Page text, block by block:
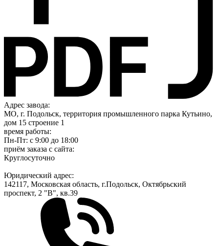
Адрес завода:
МО, г. Подольск, территория промышленного парка Кутьино,
дом 15 строение 1
время работы:
Пн-Пт: с 9:00 до 18:00
приём заказа с сайта:
Круглосуточно
Юридический адрес:
142117, Московская область, г.Подольск, Октябрьский
проспект, 2 "В", кв.39